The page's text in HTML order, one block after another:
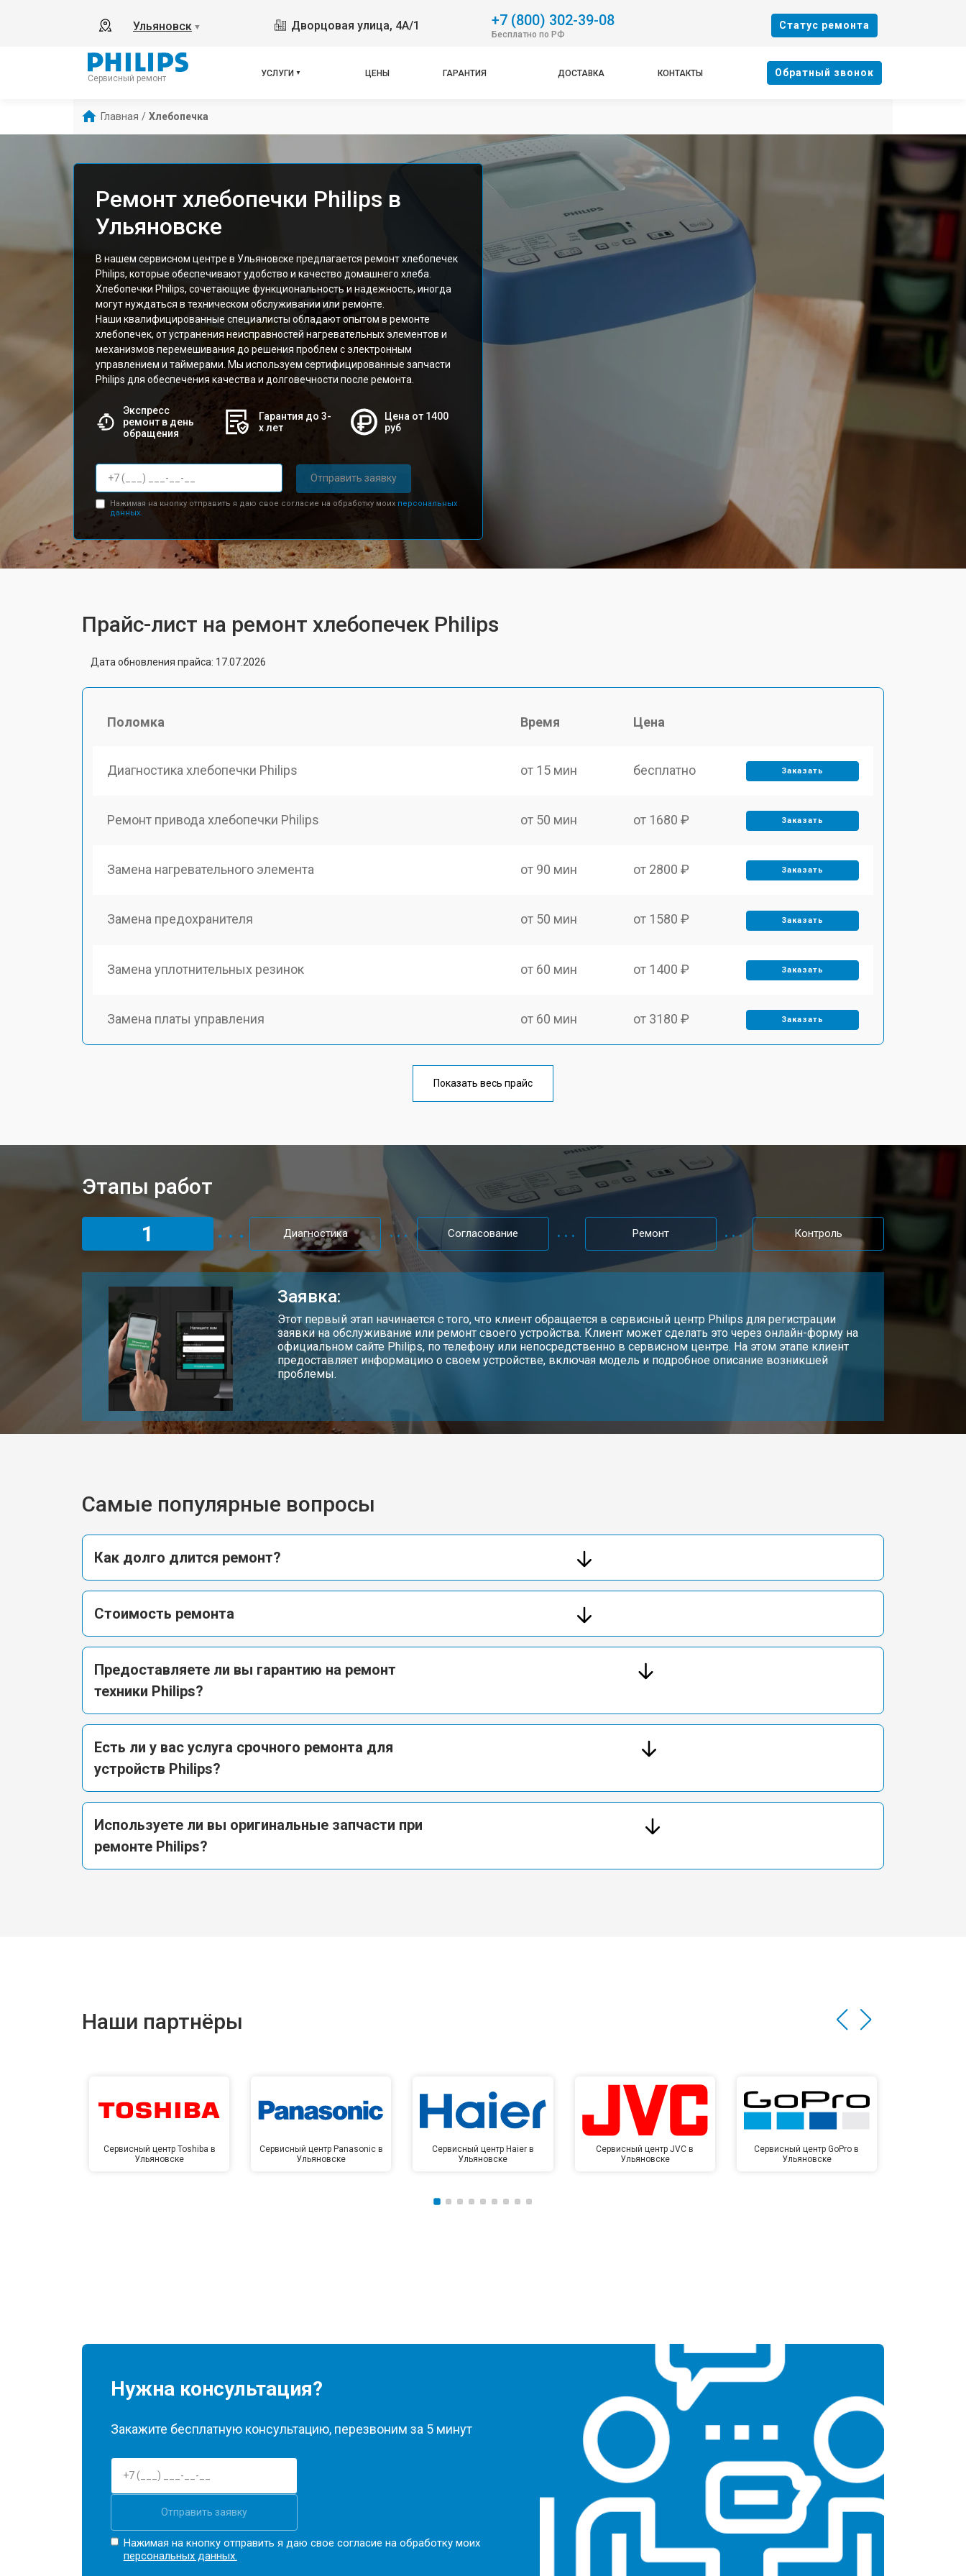
Ульяновск ▼ Дворцовая улица, 4А/1 +7 (800) 302-39-08
Бесплатно по РФ
Cтатус ремонта
Сервисный ремонт
УСЛУГИ ЦЕНЫ ГАРАНТИЯ ДОСТАВКА КОНТАКТЫ Oбратный звонок
Главная / Хлебопечка
Ремонт хлебопечки Philips в
Ульяновске
В нашем сервисном центре в Ульяновске предлагается ремонт хлебопечек
Philips, которые обеспечивают удобство и качество домашнего хлеба.
Хлебопечки Philips, сочетающие функциональность и надежность, иногда
могут нуждаться в техническом обслуживании или ремонте.
Наши квалифицированные специалисты обладают опытом в ремонте
хлебопечек, от устранения неисправностей нагревательных элементов и
механизмов перемешивания до решения проблем с электронным
управлением и таймерами. Мы используем сертифицированные запчасти
Philips для обеспечения качества и долговечности после ремонта.
Экспресс
ремонт в день
обращения
Гарантия до 3-
х лет
Цена от 1400
руб
Отправить заявку
Нажимая на кнопку отправить я даю свое согласие на обработку моих персональных
данных.
Прайс-лист на ремонт хлебопечек Philips
Дата обновления прайса: 17.07.2026
Поломка Время Цена
Диагностика хлебопечки Philips от 15 мин бесплатно Заказать
Ремонт привода хлебопечки Philips от 50 мин от 1680 ₽ Заказать
Замена нагревательного элемента от 90 мин от 2800 ₽ Заказать
Замена предохранителя от 50 мин от 1580 ₽ Заказать
Замена уплотнительных резинок от 60 мин от 1400 ₽ Заказать
Замена платы управления от 60 мин от 3180 ₽ Заказать
Показать весь прайс
Этапы работ
1
Диагностика Согласование Ремонт Контроль
Заявка:
Этот первый этап начинается с того, что клиент обращается в сервисный центр Philips для регистрации
заявки на обслуживание или ремонт своего устройства. Клиент может сделать это через онлайн-форму на
официальном сайте Philips, по телефону или непосредственно в сервисном центре. На этом этапе клиент
предоставляет информацию о своем устройстве, включая модель и подробное описание возникшей
проблемы.
Самые популярные вопросы
Как долго длится ремонт?
Стоимость ремонта
Предоставляете ли вы гарантию на ремонт
техники Philips?
Есть ли у вас услуга срочного ремонта для
устройств Philips?
Используете ли вы оригинальные запчасти при
ремонте Philips?
Наши партнёры
Сервисный центр Toshiba в
Ульяновске
Сервисный центр Panasonic в
Ульяновске
Сервисный центр Haier в
Ульяновске
Сервисный центр JVC в
Ульяновске
Сервисный центр GoPro в
Ульяновске
Нужна консультация?
Закажите бесплатную консультацию, перезвоним за 5 минут
Отправить заявку
Нажимая на кнопку отправить я даю свое согласие на обработку моих
персональных данных.